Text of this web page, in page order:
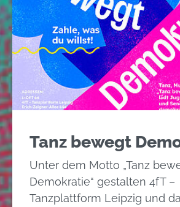
Tanz bewegt
Unter dem Motto „Tanz
Demokratie“ gestalten 4fT –
Tanzplattform Leipzig und